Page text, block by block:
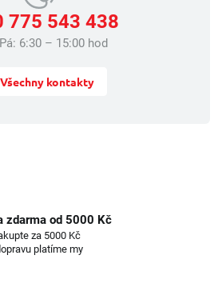
775 543 438
6:30 – 15:00 hod
Všechny kontakty
zdarma od 5000 Kč
za 5000 Kč
platíme my